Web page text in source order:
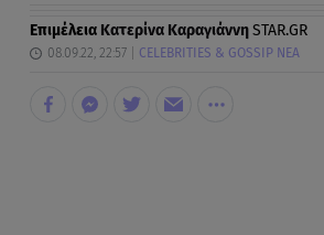
Επιμέλεια Κατερίνα ΚαραγιάννηSTAR.GR
08.09.22, 22:57 CELEBRITIES & GOSSIP ΝΕΑ